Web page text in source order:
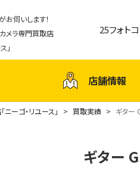
お伺いします！
メラ専門買取店
」
25フォト
店舗情報
ーゴ・リユース」 買取実績 ギター
ギター